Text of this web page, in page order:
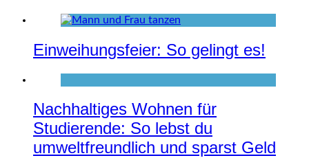
Einweihungsfeier: So gelingt es!
Nachhaltiges Wohnen für
Studierende: So lebst du
umweltfreundlich und sparst Geld